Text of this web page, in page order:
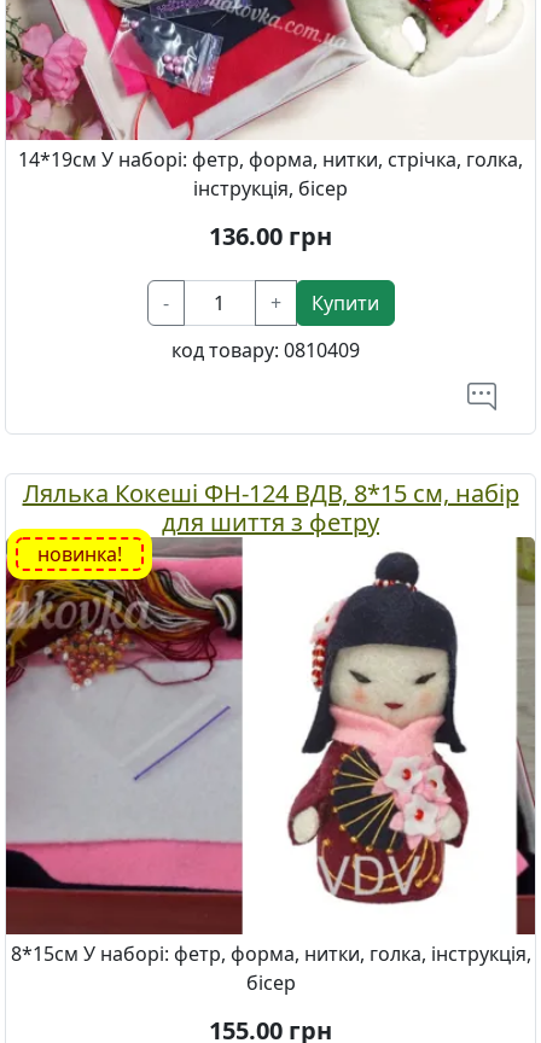
14*19см У наборі: фетр, форма, нитки, стрічка, голка,
інструкція, бісер
136.00 грн
- +
Купити
код товару: 0810409
Лялька Кокеші ФН-124 ВДВ, 8*15 см, набір
для шиття з фетру
новинка!
8*15см У наборі: фетр, форма, нитки, голка, інструкція,
бісер
155.00 грн